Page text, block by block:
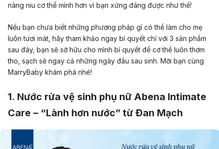
nâng niu cơ thể mình hơn vì bạn xứng đáng được như thế!
Nếu bạn chưa biết những phương pháp gì có thể làm cho mẹ
luôn tươi mát, hãy tham khảo ngay bí quyết chỉ với 3 sản phẩm
sau đây, bạn sẽ sở hữu cho mình bí quyết để cơ thể luôn thơm
tho, sạch sẽ ngay cả những ngày đầu sau sinh. Mời bạn cùng
MarryBaby khám phá nhé!
1. Nước rửa vệ sinh phụ nữ Abena Intimate
Care – “Lành hơn nước” từ Đan Mạch